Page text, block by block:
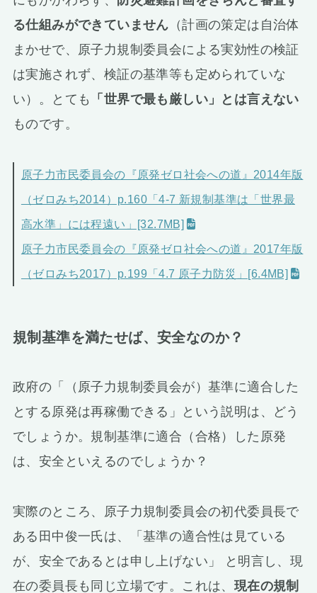
る仕組みができていません （計画の策定は自治体
まかせで、原子力規制委員会による実効性の検証
は実施されず、検証の基準等も定められていな
い）。とても
「世界で最も厳しい」とは言えない
ものです。
原子力市民委員会の『原発ゼロ社会への道』2014年版
（ゼロみち2014）p.160「4-7 新規制基準は「世界最
高水準」には程遠い」[32.7MB]
原子力市民委員会の『原発ゼロ社会への道』2017年版
（ゼロみち2017）p.199「4.7 原子力防災」[6.4MB]
規制基準を満たせば、安全なのか？
政府の「（原子力規制委員会が）基準に適合した
とする原発は再稼働できる」という説明は、どう
でしょうか。規制基準に適合（合格）した原発
は、安全といえるのでしょうか？
実際のところ、原子力規制委員会の初代委員長で
ある田中俊一氏は、「基準の適合性は見ている
が、安全であるとは申し上げない」 と明言し、現
在の委員長も同じ立場です。これは、 現在の規制